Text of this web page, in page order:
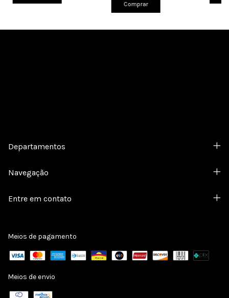
Comprar
Departamentos
Navegação
Entre em contato
Meios de pagamento
Meios de envio